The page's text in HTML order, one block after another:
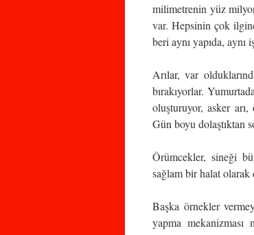
milimetrenin yüz
var. Hepsinin çok
beri aynı yapıda, aynı
Arılar, var
bırakıyorlar.
oluşturuyor, asker
Gün boyu dolaştıktan
Örümcekler, sineği
sağlam bir halat olarak
Başka örnekler
yapma mekanizması